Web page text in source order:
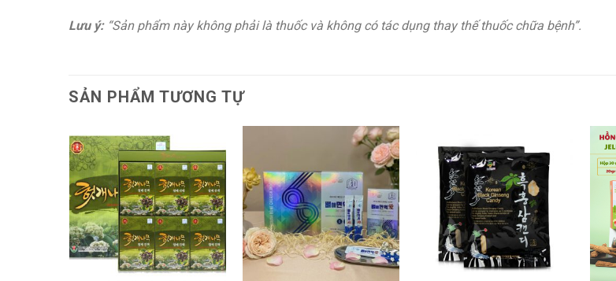
Lưu ý:“Sản phẩm này không phải là thuốc và không có tác dụng thay thế thuốc chữa bệnh”.
SẢN PHẨM TƯƠNG TỰ